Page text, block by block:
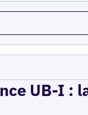
UB-I :